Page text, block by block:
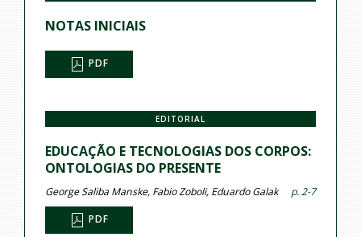
NOTAS INICIAIS
PDF
EDITORIAL
EDUCAÇÃO E TECNOLOGIAS DOS CORPOS:
ONTOLOGIAS DO PRESENTE
George Saliba Manske, Fabio Zoboli, Eduardo Galak p. 2-7
PDF